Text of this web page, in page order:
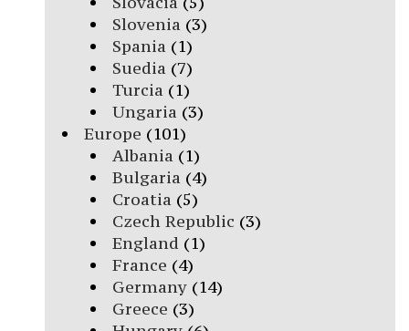
Slovenia (3)
Spania (1)
Suedia (7)
Turcia (1)
Ungaria (3)
Europe (101)
Albania (1)
Bulgaria (4)
Croatia (5)
Czech Republic (3)
England (1)
France (4)
Germany(14)
Greece (3)